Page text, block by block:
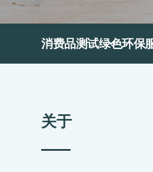
消费品测试绿色环保
关于